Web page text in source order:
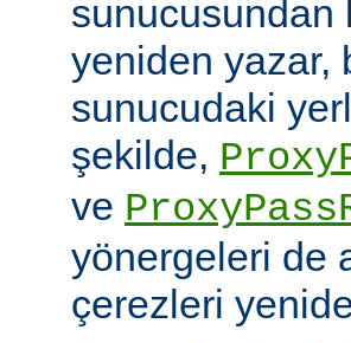
sunucusundan
yeniden yazar,
sunucudaki
şekilde,
ve
yönergeleri de
çerezleri